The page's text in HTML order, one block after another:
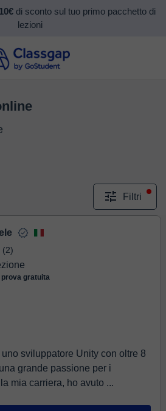
10€di sconto sul tuo primo pacchetto di
lezioni
Filtri
(2)
gratuita
sviluppatore Unity con oltre 8
grande passione per i
Durante la mia carriera, ho avuto ...